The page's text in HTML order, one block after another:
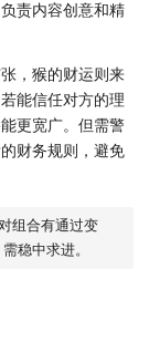
责内容创意和精
，猴的财运则来
能信任对方的理
更宽广。但需警
财务规则，避免
组合有通过变
稳中求进。